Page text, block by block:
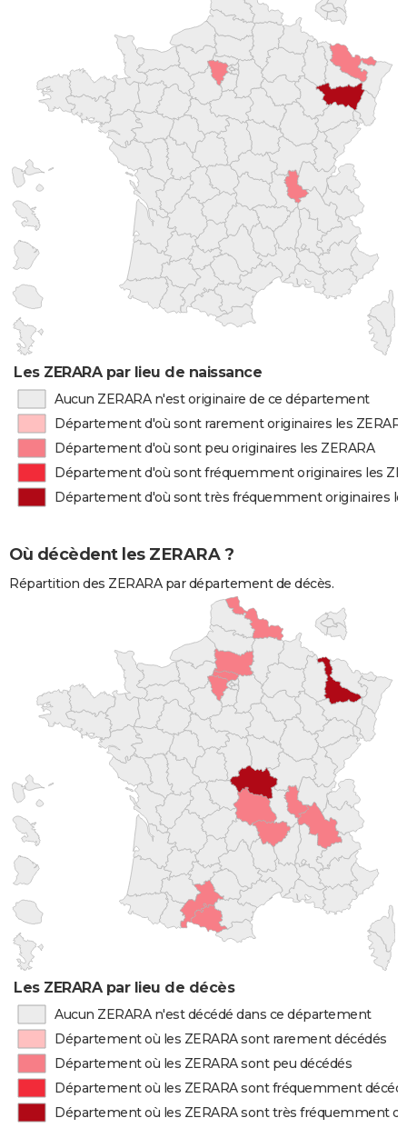
Les ZERARA par lieu de naissance
Aucun ZERARA n'est originaire de ce département
Département d'où sont rarement originaires les
Département d'où sont peu originaires les ZERARA
Département d'où sont fréquemment originaires les
Département d'où sont très fréquemment originaires
Où décèdent les ZERARA ?
Répartition des ZERARA par département de décès.
Les ZERARA par lieu de décès
Aucun ZERARA n'est décédé dans ce département
Département où les ZERARA sont rarement décédés
Département où les ZERARA sont peu décédés
Département où les ZERARA sont fréquemment
Département où les ZERARA sont très fréquemment